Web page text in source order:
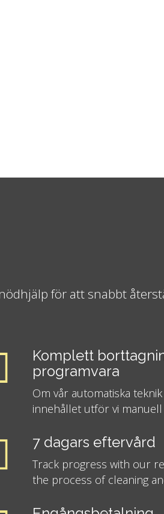
för att snabbt
Komplett
programvara
Om vår automatiska
innehållet utför vi
7 dagars eftervård
Track progress with our
the process of cleaning